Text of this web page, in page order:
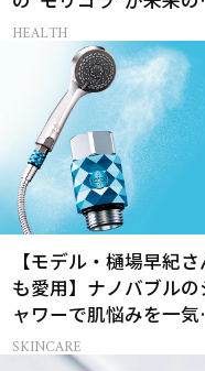
レイを連れてくる！
HEALTH
【モデル・樋場早紀さ
も愛用】ナノバブルの
ャワーで肌悩みを一気
解決
SKINCARE